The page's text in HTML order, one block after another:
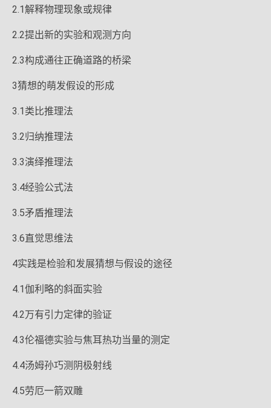
2.1解释物理现象或规律
2.2提出新的实验和观测方向
2.3构成通往正确道路的桥梁
3猜想的萌发假设的形成
3.1类比推理法
3.2归纳推理法
3.3演绎推理法
3.4经验公式法
3.5矛盾推理法
3.6直觉思维法
4实践是检验和发展猜想与假设的途径
4.1伽利略的斜面实验
4.2万有引力定律的验证
4.3伦福德实验与焦耳热功当量的测定
4.4汤姆孙巧测阴极射线
4.5劳厄一箭双雕